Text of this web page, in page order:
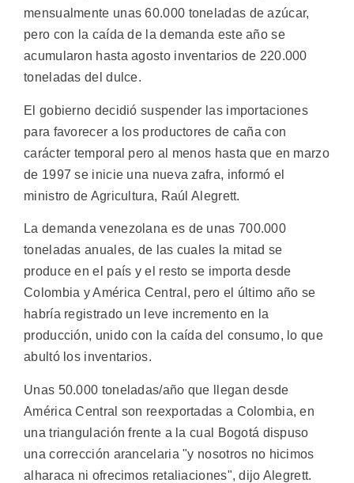
mensualmente unas 60.000 toneladas de azúcar,
pero con la caída de la demanda este año se
acumularon hasta agosto inventarios de 220.000
toneladas del dulce.
El gobierno decidió suspender las importaciones
para favorecer a los productores de caña con
carácter temporal pero al menos hasta que en marzo
de 1997 se inicie una nueva zafra, informó el
ministro de Agricultura, Raúl Alegrett.
La demanda venezolana es de unas 700.000
toneladas anuales, de las cuales la mitad se
produce en el país y el resto se importa desde
Colombia y América Central, pero el último año se
habría registrado un leve incremento en la
producción, unido con la caída del consumo, lo que
abultó los inventarios.
Unas 50.000 toneladas/año que llegan desde
América Central son reexportadas a Colombia, en
una triangulación frente a la cual Bogotá dispuso
una corrección arancelaria "y nosotros no hicimos
alharaca ni ofrecimos retaliaciones", dijo Alegrett.